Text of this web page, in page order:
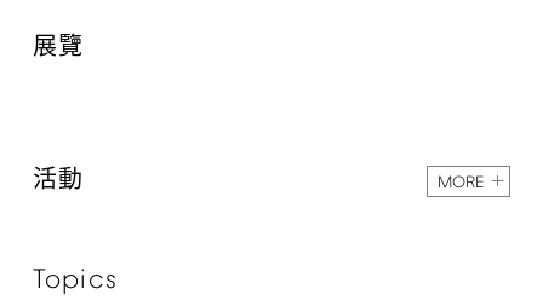
展覽
活動 MORE
Topics